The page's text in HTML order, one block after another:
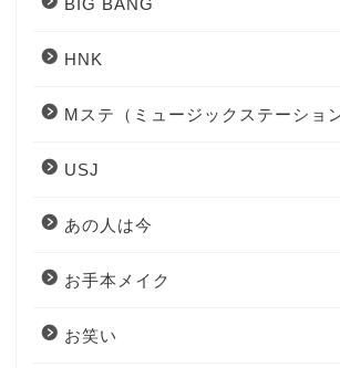
HNK
Mステ（ミュージックステーション
USJ
あの人は今
お手本メイク
お笑い